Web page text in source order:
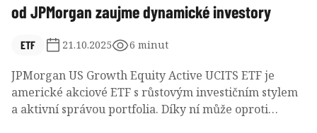
od JPMorgan zaujme dynamické investory
ETF 21.10.2025 6 minut
JPMorgan US Growth Equity Active UCITS ETF je
americké akciové ETF s růstovým investičním stylem
a aktivní správou portfolia. Díky ní může oproti